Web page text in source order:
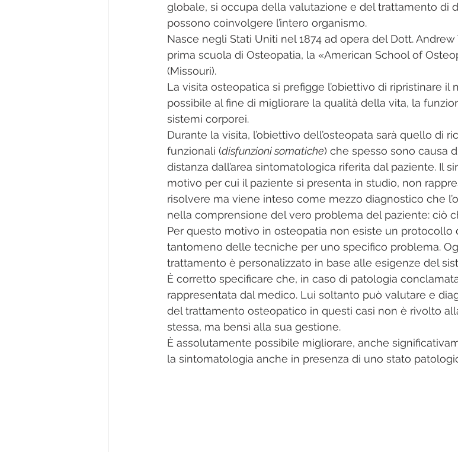
globale, si occupa della valutazione e del trattamento di
possono coinvolgere l’intero organismo.
Nasce negli Stati Uniti nel 1874 ad opera del Dott.
prima scuola di Osteopatia, la «American School of
(Missouri).
La visita osteopatica si prefigge l’obiettivo di ripristinare il
possibile al fine di migliorare la qualità della vita, la
sistemi corporei.
Durante la visita, l’obiettivo dell’osteopata sarà quello di
funzionali (disfunzioni somatiche) che spesso sono causa
distanza dall’area sintomatologica riferita dal paziente. Il
motivo per cui il paziente si presenta in studio, non
risolvere ma viene inteso come mezzo diagnostico che
nella comprensione del vero problema del paziente: ciò
Per questo motivo in osteopatia non esiste un protocollo
tantomeno delle tecniche per uno specifico problema.
trattamento è personalizzato in base alle esigenze del
È corretto specificare che, in caso di patologia
rappresentata dal medico. Lui soltanto può valutare e
del trattamento osteopatico in questi casi non è rivolto
stessa, ma bensì alla sua gestione.
È assolutamente possibile migliorare, anche
la sintomatologia anche in presenza di uno stato